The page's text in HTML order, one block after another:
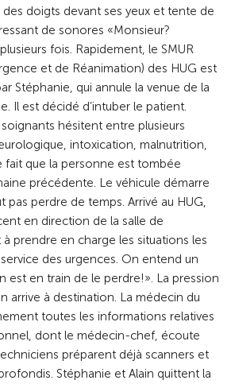
des doigts devant ses yeux et tente de
de sonores «Monsieur?
fois. Rapidement, le SMUR
et de Réanimation) des HUG est
Stéphanie, qui annule la venue de la
Il est décidé d’intuber le patient.
hésitent entre plusieurs
intoxication, malnutrition,
fait que la personne est tombée
précédente. Le véhicule démarre
pas perdre de temps. Arrivé au HUG,
en direction de la salle de
prendre en charge les situations les
des urgences. On entend un
est en train de le perdre!». La pression
arrive à destination. La médecin du
toutes les informations relatives
dont le médecin-chef, écoute
préparent déjà scanners et
Stéphanie et Alain quittent la